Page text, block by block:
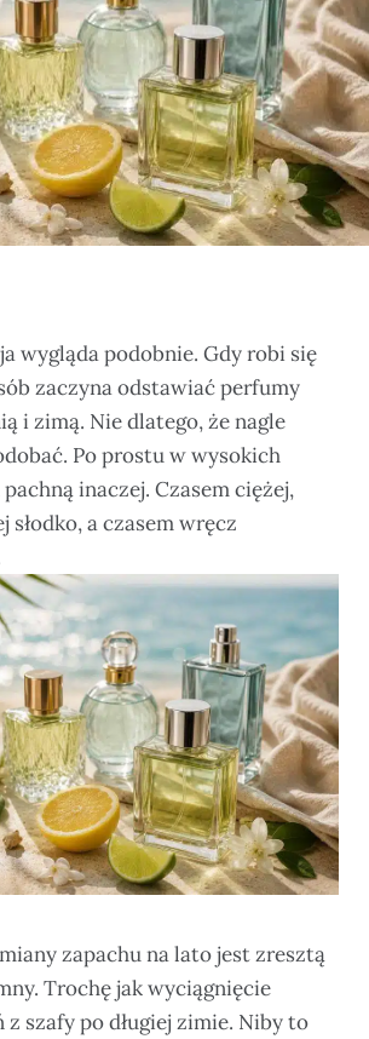
wygląda podobnie. Gdy robi się
zaczyna odstawiać perfumy
i zimą. Nie dlatego, że nagle
Po prostu w wysokich
inaczej. Czasem ciężej,
słodko, a czasem wręcz
zapachu na lato jest zresztą
Trochę jak wyciągnięcie
z szafy po długiej zimie. Niby to